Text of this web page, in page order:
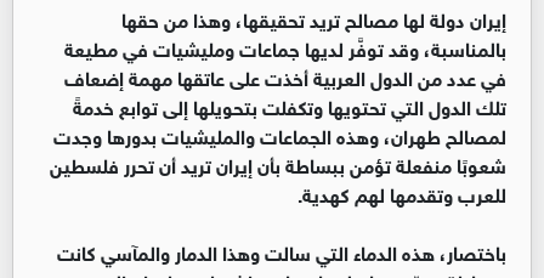
إيران دولة لها مصالح تريد تحقيقها، وهذا من حقها
بالمناسبة، وقد توفَّر لديها جماعات ومليشيات في مطيعة
في عدد من الدول العربية أخذت على عاتقها مهمة إضعاف
تلك الدول التي تحتويها وتكفلت بتحويلها إلى توابع خدمةً
لمصالح طهران، وهذه الجماعات والمليشيات بدورها وجدت
شعوبًا منفعلة تؤمن ببساطة بأن إيران تريد أن تحرر فلسطين
للعرب وتقدمها لهم كهدية.
باختصار، هذه الدماء التي سالت وهذا الدمار والمآسي كانت